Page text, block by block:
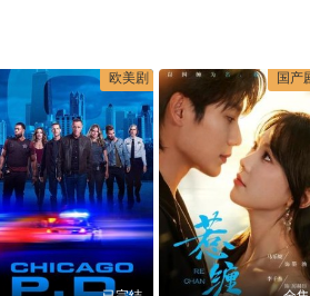
欧美剧 国产